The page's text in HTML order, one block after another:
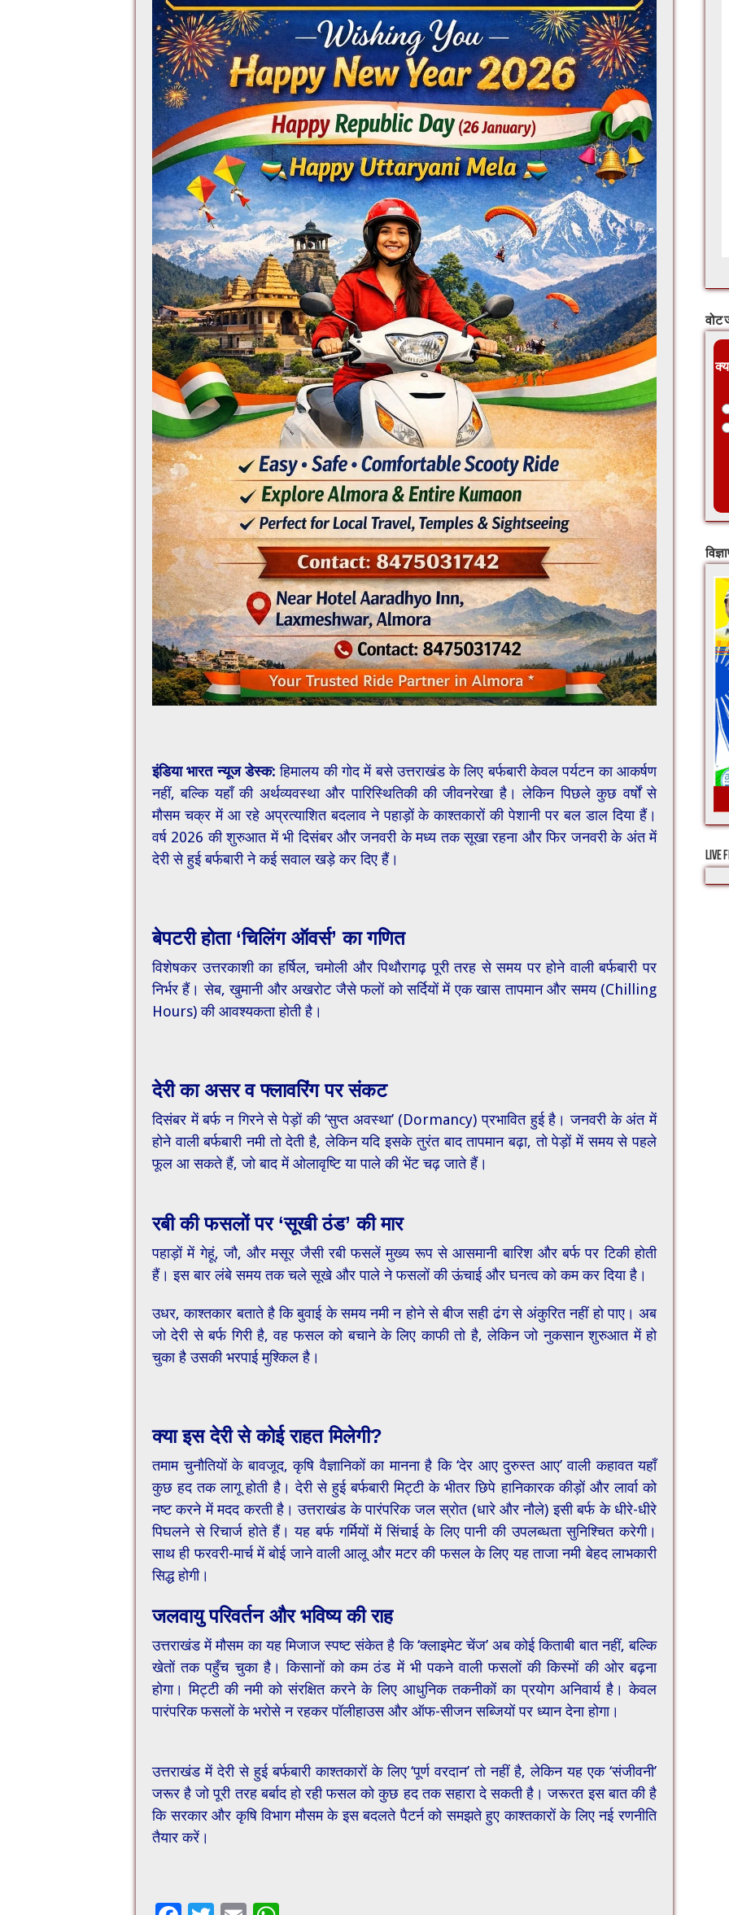
​इंडिया भारत न्यूज डेस्क: हिमालय की गोद में बसे उत्तराखंड के लिए बर्फबारी केवल पर्यटन का आकर्षण
नहीं, बल्कि यहाँ की अर्थव्यवस्था और पारिस्थितिकी की जीवनरेखा है। लेकिन पिछले कुछ वर्षों से
मौसम चक्र में आ रहे अप्रत्याशित बदलाव ने पहाड़ों के काश्तकारों की पेशानी पर बल डाल दिया हैं।
वर्ष 2026 की शुरुआत में भी दिसंबर और जनवरी के मध्य तक सूखा रहना और फिर जनवरी के अंत में
देरी से हुई बर्फबारी ने कई सवाल खड़े कर दिए हैं।
​बेपटरी होता ‘चिलिंग ऑवर्स’ का गणित
विशेषकर उत्तरकाशी का हर्षिल, चमोली और पिथौरागढ़ पूरी तरह से समय पर होने वाली बर्फबारी पर
निर्भर हैं। सेब, खुमानी और अखरोट जैसे फलों को सर्दियों में एक खास तापमान और समय (Chilling
Hours) की आवश्यकता होती है।
​देरी का असर व फ्लावरिंग पर संकट
दिसंबर में बर्फ न गिरने से पेड़ों की ‘सुप्त अवस्था’ (Dormancy) प्रभावित हुई है।​ जनवरी के अंत में
होने वाली बर्फबारी नमी तो देती है, लेकिन यदि इसके तुरंत बाद तापमान बढ़ा, तो पेड़ों में समय से पहले
फूल आ सकते हैं, जो बाद में ओलावृष्टि या पाले की भेंट चढ़ जाते हैं।
रबी की फसलों पर ‘सूखी ठंड’ की मार
​पहाड़ों में गेहूं, जौ, और मसूर जैसी रबी फसलें मुख्य रूप से आसमानी बारिश और बर्फ पर टिकी होती
हैं। इस बार लंबे समय तक चले सूखे और पाले ने फसलों की ऊंचाई और घनत्व को कम कर दिया है।
उधर, काश्तकार बताते है कि बुवाई के समय नमी न होने से बीज सही ढंग से अंकुरित नहीं हो पाए। अब
जो देरी से बर्फ गिरी है, वह फसल को बचाने के लिए काफी तो है, लेकिन जो नुकसान शुरुआत में हो
चुका है उसकी भरपाई मुश्किल है।
​क्या इस देरी से कोई राहत मिलेगी?
​तमाम चुनौतियों के बावजूद, कृषि वैज्ञानिकों का मानना है कि ‘देर आए दुरुस्त आए’ वाली कहावत यहाँ
कुछ हद तक लागू होती है। देरी से हुई बर्फबारी मिट्टी के भीतर छिपे हानिकारक कीड़ों और लार्वा को
नष्ट करने में मदद करती है। उत्तराखंड के पारंपरिक जल स्रोत (धारे और नौले) इसी बर्फ के धीरे-धीरे
पिघलने से रिचार्ज होते हैं। यह बर्फ गर्मियों में सिंचाई के लिए पानी की उपलब्धता सुनिश्चित करेगी।
साथ ही फरवरी-मार्च में बोई जाने वाली आलू और मटर की फसल के लिए यह ताजा नमी बेहद लाभकारी
सिद्ध होगी।
​जलवायु परिवर्तन और भविष्य की राह
​उत्तराखंड में मौसम का यह मिजाज स्पष्ट संकेत है कि ‘क्लाइमेट चेंज’ अब कोई किताबी बात नहीं, बल्कि
खेतों तक पहुँच चुका है। किसानों को कम ठंड में भी पकने वाली फसलों की किस्मों की ओर बढ़ना
होगा। मिट्टी की नमी को संरक्षित करने के लिए आधुनिक तकनीकों का प्रयोग अनिवार्य है। केवल
पारंपरिक फसलों के भरोसे न रहकर पॉलीहाउस और ऑफ-सीजन सब्जियों पर ध्यान देना होगा।
​उत्तराखंड में देरी से हुई बर्फबारी काश्तकारों के लिए ‘पूर्ण वरदान’ तो नहीं है, लेकिन यह एक ‘संजीवनी’
जरूर है जो पूरी तरह बर्बाद हो रही फसल को कुछ हद तक सहारा दे सकती है। जरूरत इस बात की है
कि सरकार और कृषि विभाग मौसम के इस बदलते पैटर्न को समझते हुए काश्तकारों के लिए नई रणनीति
तैयार करें।
वोट
LIVE